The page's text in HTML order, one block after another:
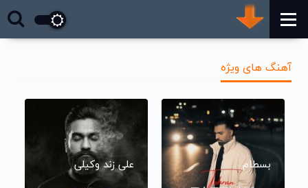
آهنگ های ویژه
بسطام علی زند وکیلی